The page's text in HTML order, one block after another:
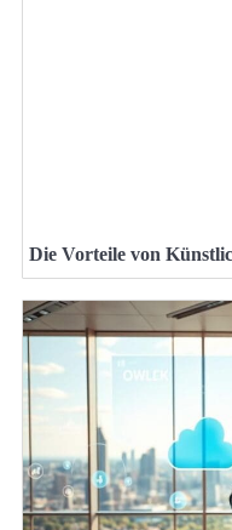
Die Vorteile von